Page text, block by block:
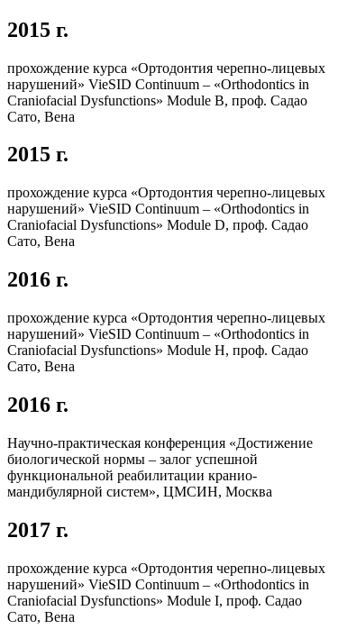
2015 г.
прохождение курса «Ортодонтия черепно-лицевых
нарушений» VieSID Continuum – «Orthodontics in
Craniofacial Dysfunctions» Module B, проф. Садао
Сато, Вена
2015 г.
прохождение курса «Ортодонтия черепно-лицевых
нарушений» VieSID Continuum – «Orthodontics in
Craniofacial Dysfunctions» Module D, проф. Садао
Сато, Вена
2016 г.
прохождение курса «Ортодонтия черепно-лицевых
нарушений» VieSID Continuum – «Orthodontics in
Craniofacial Dysfunctions» Module H, проф. Садао
Сато, Вена
2016 г.
Научно-практическая конференция «Достижение
биологической нормы – залог успешной
функциональной реабилитации кранио-
мандибулярной систем», ЦМСИН, Москва
2017 г.
прохождение курса «Ортодонтия черепно-лицевых
нарушений» VieSID Continuum – «Orthodontics in
Craniofacial Dysfunctions» Module I, проф. Садао
Сато, Вена